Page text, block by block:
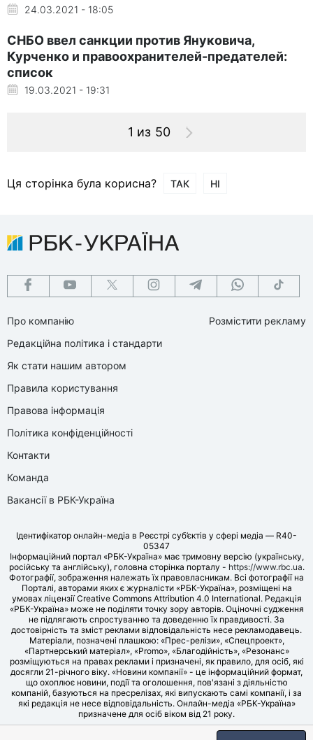
24.03.2021 - 18:05
СНБО ввел санкции против Януковича,
Курченко и правоохранителей-предателей:
список
19.03.2021 - 19:31
1 из 50
Ця сторінка була корисна? ТАК НІ
Про компанію
Редакційна політика і стандарти
Як стати нашим автором
Правила користування
Правова інформація
Політика конфіденційності
Контакти
Команда
Вакансії в РБК-Україна
Розмістити рекламу
Ідентифікатор онлайн-медіа в Реєстрі суб’єктів у сфері медіа — R40-
05347
Інформаційний портал «РБК-Україна» має тримовну версію (українську,
російську та англійську), головна сторінка порталу - https://www.rbc.ua.
Фотографії, зображення належать їх правовласникам. Всі фотографії на
Порталі, авторами яких є журналісти «РБК-Україна», розміщені на
умовах ліцензії Creative Commons Attribution 4.0 International. Редакція
«РБК-Україна» може не поділяти точку зору авторів. Оціночні судження
не підлягають спростуванню та доведенню їх правдивості. За
достовірність та зміст реклами відповідальність несе рекламодавець.
Матеріали, позначені плашкою: «Прес-релізи», «Спецпроект»,
«Партнерський матеріал», «Promo», «Благодійність», «Резонанс»
розміщуються на правах реклами і призначені, як правило, для осіб, які
досягли 21-річного віку. «Новини компанії» - це інформаційний формат,
що охоплює новини, події та оголошення, пов'язані з діяльністю
компаній, базуються на пресрелізах, які випускають самі компанії, і за
які редакція не несе відповідальність. Онлайн-медіа «РБК-Україна»
призначене для осіб віком від 21 року.
© LLC «UBT MEDIA», 2006-2026.